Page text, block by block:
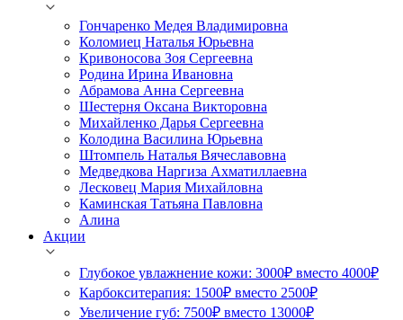
Гончаренко Медея Владимировна
Коломиец Наталья Юрьевна
Кривоносова Зоя Сергеевна
Родина Ирина Ивановна
Абрамова Анна Сергеевна
Шестерня Оксана Викторовна
Михайленко Дарья Сергеевна
Колодина Василина Юрьевна
Штомпель Наталья Вячеславовна
Медведкова Наргиза Ахматиллаевна
Лесковец Мария Михайловна
Каминская Татьяна Павловна
Алина
Акции
Глубокое увлажнение кожи: 3000₽ вместо 4000₽
Карбокситерапия: 1500₽ вместо 2500₽
Увеличение губ: 7500₽ вместо 13000₽